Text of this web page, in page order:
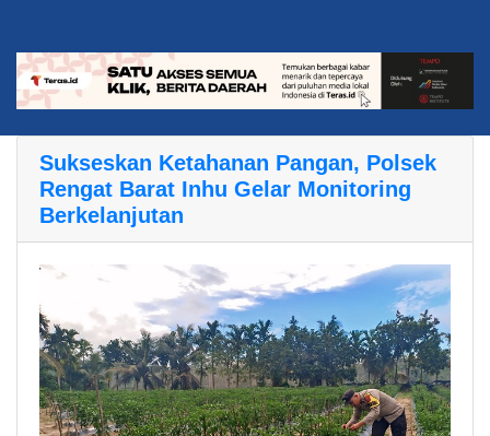
Sukseskan Ketahanan Pangan, Polsek
Rengat Barat Inhu Gelar Monitoring
Berkelanjutan